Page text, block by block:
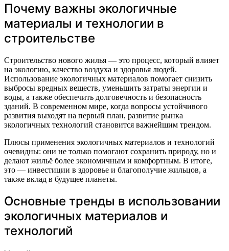
Почему важны экологичные
материалы и технологии в
строительстве
Строительство нового жилья — это процесс, который влияет
на экологию, качество воздуха и здоровья людей.
Использование экологичных материалов помогает снизить
выбросы вредных веществ, уменьшить затраты энергии и
воды, а также обеспечить долговечность и безопасность
зданий. В современном мире, когда вопросы устойчивого
развития выходят на первый план, развитие рынка
экологичных технологий становится важнейшим трендом.
Плюсы применения экологичных материалов и технологий
очевидны: они не только помогают сохранить природу, но и
делают жильё более экономичным и комфортным. В итоге,
это — инвестиции в здоровье и благополучие жильцов, а
также вклад в будущее планеты.
Основные тренды в использовании
экологичных материалов и
технологий